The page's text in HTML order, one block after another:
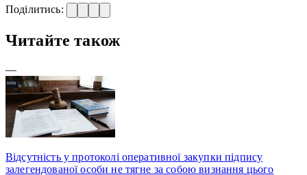
Поділитись:
Читайте також
—
Відсутність у протоколі оперативної закупки підпису
залегендованої особи не тягне за собою визнання цього